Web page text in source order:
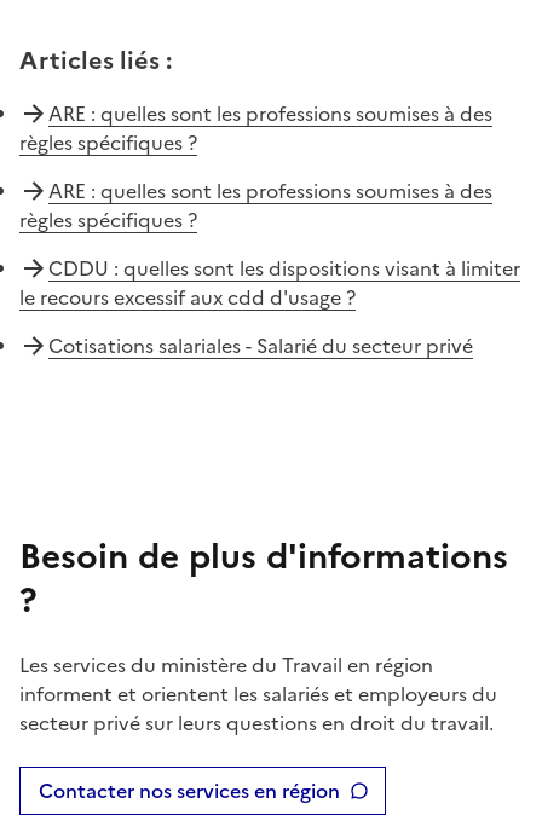
Articles liés :
ARE : quelles sont les professions soumises à des
règles spécifiques ?
ARE : quelles sont les professions soumises à des
règles spécifiques ?
CDDU : quelles sont les dispositions visant à limiter
le recours excessif aux cdd d'usage ?
Cotisations salariales - Salarié du secteur privé
Besoin de plus d'informations
?
Les services du ministère du Travail en région
informent et orientent les salariés et employeurs du
secteur privé sur leurs questions en droit du travail.
Contacter nos services en région